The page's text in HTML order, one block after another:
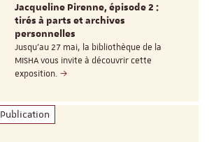
Jacqueline Pirenne, épisode 2 :
tirés à parts et archives
personnelles
Jusqu’au 27 mai, la bibliothèque de la
MISHA vous invite à découvrir cette
exposition.
Publication